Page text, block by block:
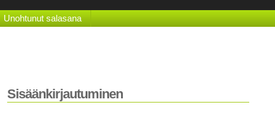
Unohtunut salasana
Sisäänkirjautuminen